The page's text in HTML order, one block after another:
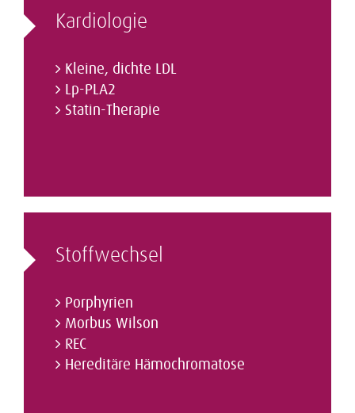
Kardiologie
Kleine, dichte LDL
Lp-PLA2
Statin-Therapie
Stoffwechsel
Porphyrien
Morbus Wilson
REC
Hereditäre Hämochromatose